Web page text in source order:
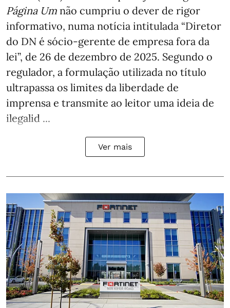
Página Um não cumpriu o dever de rigor
informativo, numa notícia intitulada “Diretor
do DN é sócio‑gerente de empresa fora da
lei”, de 26 de dezembro de 2025. Segundo o
regulador, a formulação utilizada no título
ultrapassa os limites da liberdade de
imprensa e transmite ao leitor uma ideia de
ilegalid ...
Ver mais